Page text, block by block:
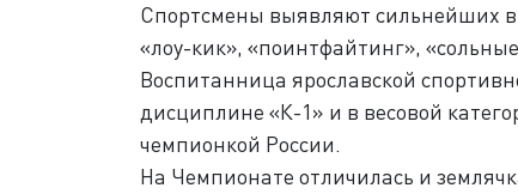
Спортсмены выявляют сильнейших
«лоу-кик», «поинтфайтинг»,
Воспитанница ярославской
дисциплине «К-1» и в весовой
чемпионкой России.
На Чемпионате отличилась и